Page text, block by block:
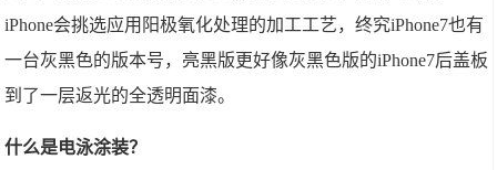
iPhone会挑选应用阳极氧化处理的加工工艺，终究iPhone7也有
一台灰黑色的版本号，亮黑版更好像灰黑色版的iPhone7后盖板
到了一层返光的全透明面漆。
什么是电泳涂装？